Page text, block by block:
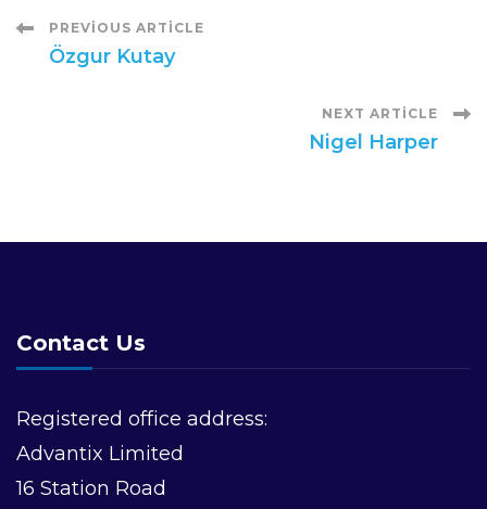
Post
PREVIOUS ARTICLE
Özgur Kutay
NEXT ARTICLE
Nigel Harper
Contact Us
Registered office address:
Advantix Limited
16 Station Road